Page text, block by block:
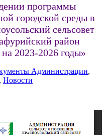
программы
городской среды в
сельсовет
район
2023-2026 годы»
Администрации,
, Новости